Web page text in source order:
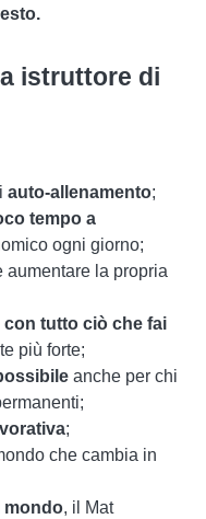
istruttore di
auto-allenamento;
tempo a
ogni giorno;
aumentare la propria
tutto ciò che fai
più forte;
anche per chi
;
che cambia in
mondo, il Mat